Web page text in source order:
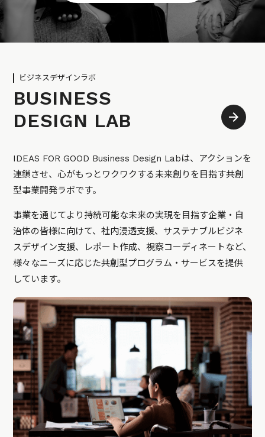
ビジネスデザインラボ
BUSINESS
DESIGN LAB
IDEAS FOR GOOD Business Design Labは、アクションを
連鎖させ、心がもっとワクワクする未来創りを目指す共創
型事業開発ラボです。
事業を通じてより持続可能な未来の実現を目指す企業・自
治体の皆様に向けて、社内浸透支援、サステナブルビジネ
スデザイン支援、レポート作成、視察コーディネートなど、
様々なニーズに応じた共創型プログラム・サービスを提供
しています。